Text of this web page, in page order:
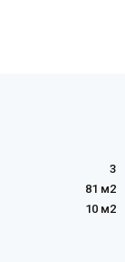
3
81 м2
10 м2